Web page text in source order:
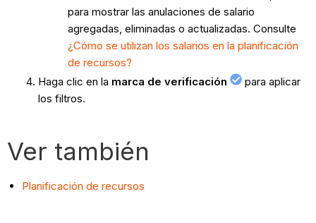
para mostrar las anulaciones de salario
agregadas, eliminadas o actualizadas. Consulte
¿Cómo se utilizan los salarios en la planificación
de recursos?
Haga clic en la marca de verificación
para aplicar
los filtros.
Ver también
Planificación de recursos